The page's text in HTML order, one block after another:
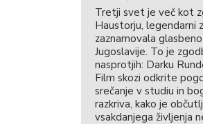
Tretji svet je več kot
Haustorju, legendarni
zaznamovala
Jugoslavije. To je
nasprotjih: Darku
Film skozi odkrite
srečanje v studiu in
razkriva, kako je
vsakdanjega življenja